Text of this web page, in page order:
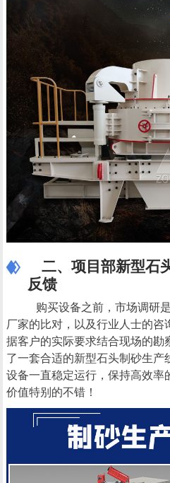
二、项目部新型石
反馈
购买设备之前，市场调研
厂家的比对，以及行业人士的咨
据客户的实际要求结合现场的勘
了一套合适的新型石头制砂生产
设备一直稳定运行，保持高效率
价值特别的不错！